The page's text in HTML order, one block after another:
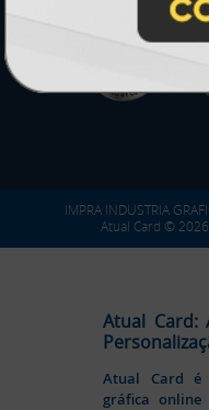
IMPRA INDUSTRIA
Atual Card ©
Atual Card:
Atual Card é
gráfica online